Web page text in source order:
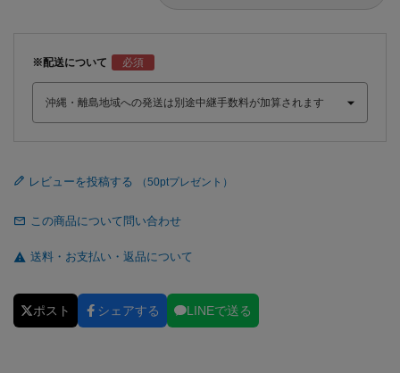
※配送について
レビューを投稿する
この商品について問い合わせ
送料・お支払い・返品について
ポスト シェアする LINEで送る